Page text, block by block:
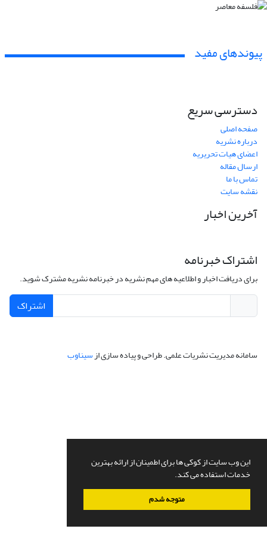
این وب سایت از کوکی ها برای اطمینان از ارائه بهترین
خدمات استفاده می کند.
متوجه شدم
پیوندهای مفید
دسترسی سریع
صفحه اصلی
درباره نشریه
اعضای هیات تحریریه
ارسال مقاله
تماس با ما
نقشه سایت
آخرین اخبار
اشتراک خبرنامه
برای دریافت اخبار و اطلاعیه های مهم نشریه در خبرنامه نشریه مشترک شوید.
اشتراک
سامانه مدیریت نشریات علمی.طراحی و پیاده سازی ازسیناوب